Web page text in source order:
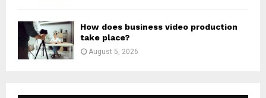
How does business video production
take place?
August 5, 2026